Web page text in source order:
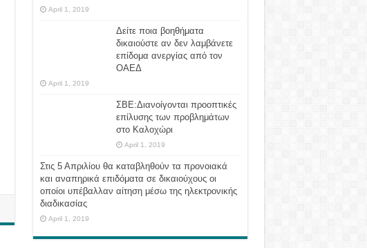
April 1, 2019
Δείτε ποια βοηθήματα
δικαιούστε αν δεν λαμβάνετε
επίδομα ανεργίας από τον
ΟΑΕΔ
April 1, 2019
ΣΒΕ:Διανοίγονται προοπτικές
επίλυσης των προβλημάτων
στο Καλοχώρι
April 1, 2019
Στις 5 Απριλίου θα καταβληθούν τα προνοιακά
και αναπηρικά επιδόματα σε δικαιούχους οι
οποίοι υπέβαλλαν αίτηση μέσω της ηλεκτρονικής
διαδικασίας
April 1, 2019